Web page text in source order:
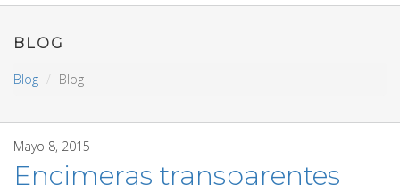
BLOG
Blog Blog
Mayo 8, 2015
Encimeras transparentes